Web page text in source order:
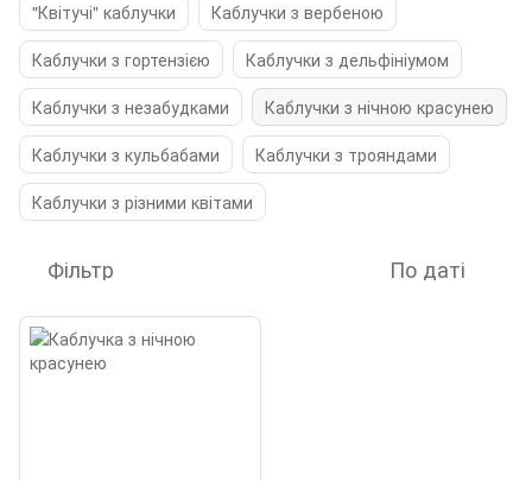
"Квітучі" каблучки
Каблучки з вербеною
Каблучки з гортензією
Каблучки з дельфініумом
Каблучки з незабудками
Каблучки з нічною красунею
Каблучки з кульбабами
Каблучки з трояндами
Каблучки з різними квітами
Фільтр По даті